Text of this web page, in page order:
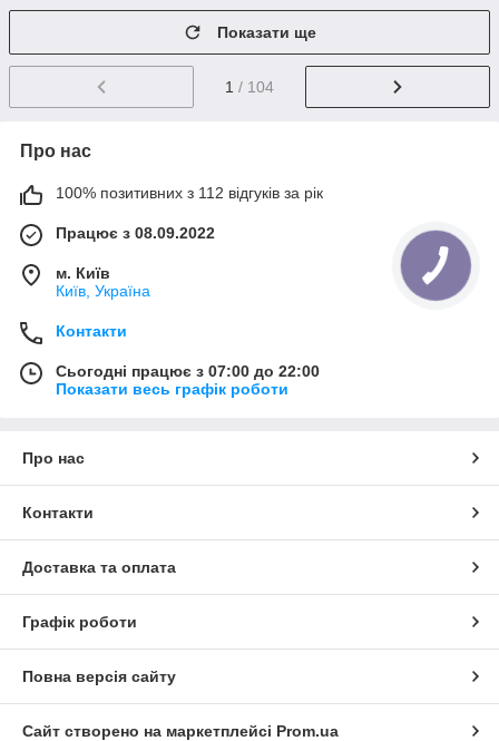
Показати ще
1 / 104
Про нас
100% позитивних з 112 відгуків за рік
Працює з 08.09.2022
м. Київ
Київ, Україна
Контакти
Сьогодні працює з 07:00 до 22:00
Показати весь графік роботи
Про нас
Контакти
Доставка та оплата
Графік роботи
Повна версія сайту
Сайт створено на маркетплейсі Prom.ua